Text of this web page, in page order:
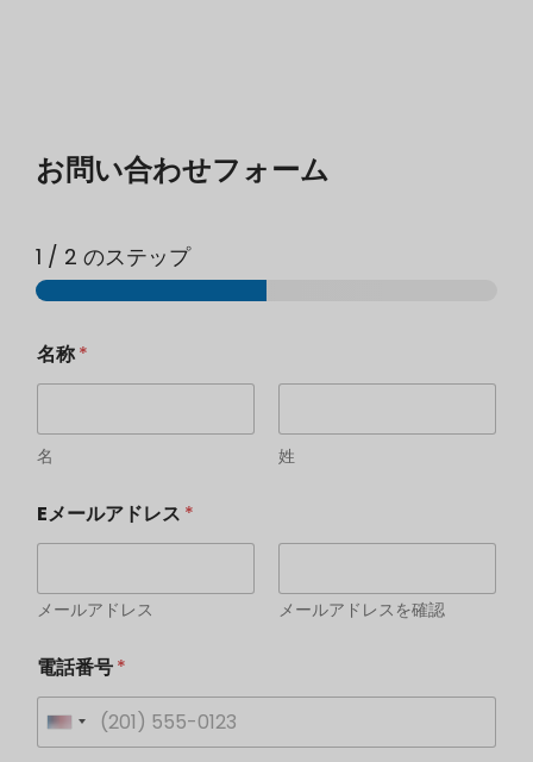
お問い合わせフォーム
1 / 2 のステップ
e
w
n
s
c
t
e
o
m
e
n
t
a
r
名称*
名 姓
Eメールアドレス *
メールアドレス メールアドレスを確認
電話番号*
U